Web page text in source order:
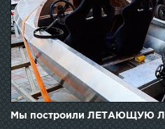
Мы построили ЛЕТАЮЩУЮ